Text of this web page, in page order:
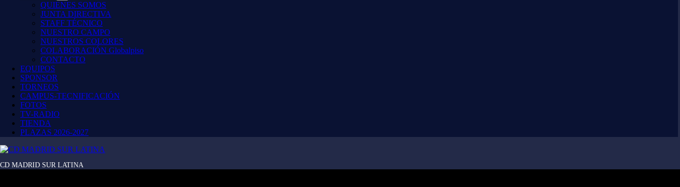
QUIENES SOMOS
JUNTA DIRECTIVA
STAFF TÉCNICO
NUESTRO CAMPO
NUESTROS COLORES
COLABORACIÓN Globalpiso
CONTACTO
EQUIPOS
SPONSOR
TORNEOS
CAMPUS-TECNIFICACIÓN
FOTOS
TV-RADIO
TIENDA
PLAZAS 2026-2027
CD MADRID SUR LATINA